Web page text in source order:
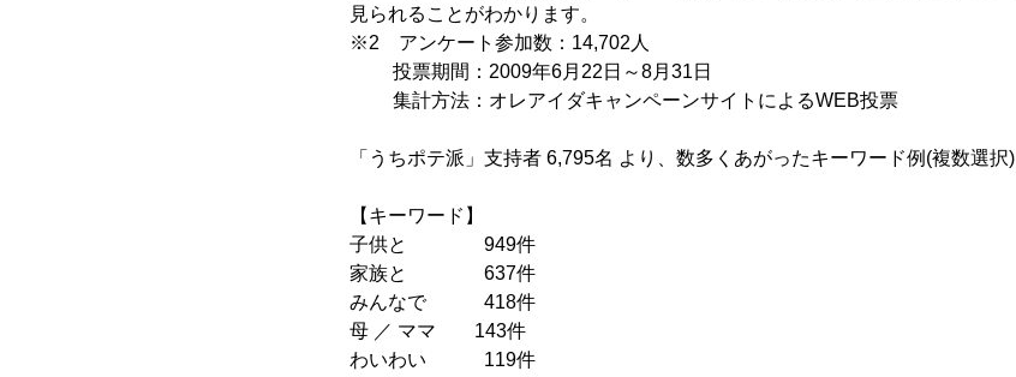
見られることがわかります。
※2 アンケート参加数：14,702人
投票期間：2009年6月22日～8月31日
集計方法：オレアイダキャンペーンサイトによるWEB投票
「うちポテ派」支持者 6,795名 より、数多くあがったキーワード例(複数選択)
【キーワード】
子供と 949件
家族と 637件
みんなで 418件
母 ／ ママ 143件
わいわい 119件